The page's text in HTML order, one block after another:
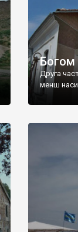
Богом
Друга
менш